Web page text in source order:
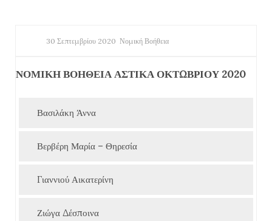
30 Σεπτεμβρίου 2020 Νομική Βοήθεια
ΝΟΜΙΚΗ ΒΟΗΘΕΙΑ ΑΣΤΙΚΑ ΟΚΤΩΒΡΙΟΥ 2020
Βασιλάκη Άννα
Βερβέρη Μαρία – Θηρεσία
Γιαννιού Αικατερίνη
Ζιώγα Δέσποινα